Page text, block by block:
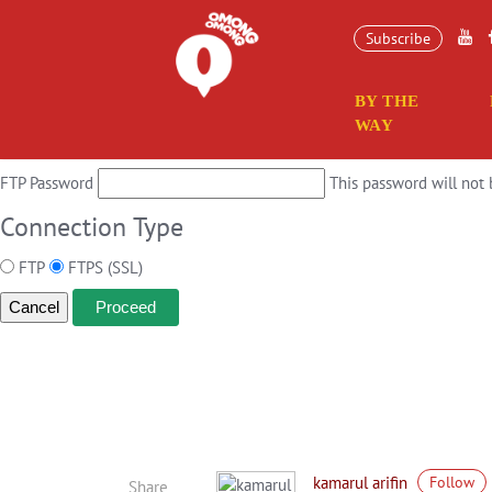
Connection Information
To perform the requested action, WordPress needs to access your
FTP Password
This password will not
Connection Type
FTP FTPS (SSL)
Cancel
Subscribe
BY THE
WAY
Share kamarul arifin Follow